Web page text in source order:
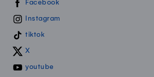
Swissmilk sur les réseaux sociaux
Facebook
Instagram
tiktok
X
youtube